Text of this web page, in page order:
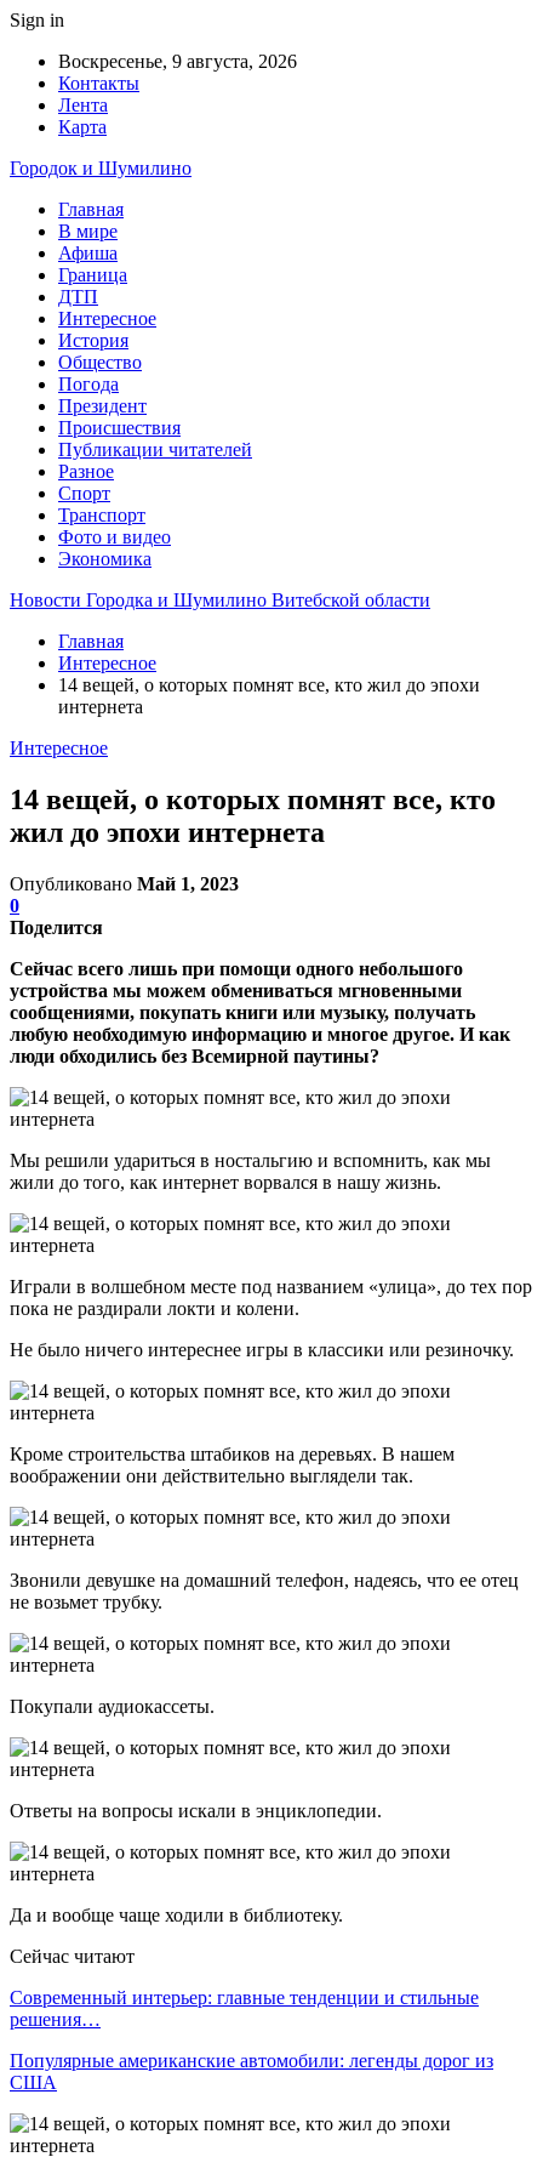
Sign in
Воскресенье, 9 августа, 2026
Контакты
Лента
Карта
Городок и Шумилино
Главная
В мире
Афиша
Граница
ДТП
Интересное
История
Общество
Погода
Президент
Происшествия
Публикации читателей
Разное
Спорт
Транспорт
Фото и видео
Экономика
Новости Городка и Шумилино Витебской области
Главная
Интересное
14 вещей, о которых помнят все, кто жил до эпохи
интернета
Интересное
14 вещей, о которых помнят все, кто
жил до эпохи интернета
Опубликовано Май 1, 2023
0
Поделится
Сейчас всего лишь при помощи одного небольшого
устройства мы можем обмениваться мгновенными
сообщениями, покупать книги или музыку, получать
любую необходимую информацию и многое другое. И как
люди обходились без Всемирной паутины?
Мы решили удариться в ностальгию и вспомнить, как мы
жили до того, как интернет ворвался в нашу жизнь.
Играли в волшебном месте под названием «улица», до тех пор
пока не раздирали локти и колени.
Не было ничего интереснее игры в классики или резиночку.
Кроме строительства штабиков на деревьях. В нашем
воображении они действительно выглядели так.
Звонили девушке на домашний телефон, надеясь, что ее отец
не возьмет трубку.
Покупали аудиокассеты.
Ответы на вопросы искали в энциклопедии.
Да и вообще чаще ходили в библиотеку.
Сейчас читают
Современный интерьер: главные тенденции и стильные
решения…
Популярные американские автомобили: легенды дорог из
США